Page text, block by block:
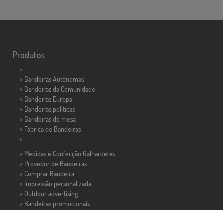
Produtos
>
> Bandeiras Autônomas
> Bandeiras da Comunidade
> Bandeiras Europa
> Bandeiras políticas
> Bandeiras de mesa
> Fábrica de Bandeiras
>
> Medidas e Confecção Galhardetes
> Provedor de Bandeiras
> Comprar Bandeira
> Impressão personalizada
> Outdoor advertising
> Bandeiras promocionais